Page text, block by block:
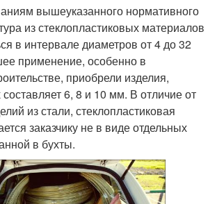
вышеуказанного нормативного
из стеклопластиковых материалов
в интервале диаметров от 4 до 32
применение, особенно в
приобрели изделия,
6, 8 и 10 мм. В отличие от
из стали, стеклопластиковая
заказчику не в виде отдельных
в бухты.